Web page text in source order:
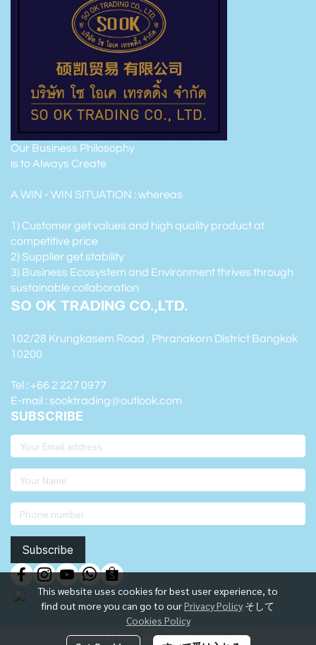
This website uses cookies for best user experience, to
find out more you can go to ourPrivacy Policy そして
Cookies Policy
Our Business Philosophy
is to Always Create
A WIN - WIN SITUATION : whereas
1) Customer get values and high quality product at
competitive price
2) Supplier get stability
3) Business Ecosystem and Environment thrives through
sustainable collaboration
SO OK TRADING CO.,LTD.
102/28 Krungkasem Road , Phranakorn District Bangkok
10200
Tel : +66 2 227 0977
E-mail : sooktrading@outlook.com
SUBSCRIBE
Subscribe
Copyright | All Rights Reserved | Powered by MWE